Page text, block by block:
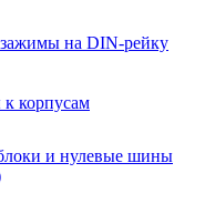
на DIN-рейку
к корпусам
и нулевые шины